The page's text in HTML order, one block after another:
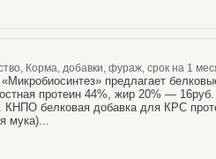
Корма, добавки, фураж, срок на 1
предлагает
протеин 44%, жир 20% —
КНПО белковая добавка для КРС
мука)...